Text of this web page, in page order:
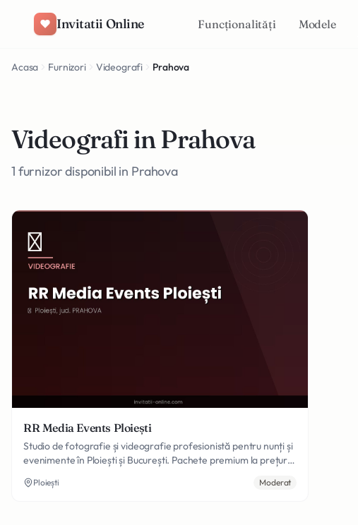
Invitatii Online Funcționalități Modele
Acasa Furnizori Videografi Prahova
Videografi in Prahova
1 furnizor disponibil in Prahova
RR Media Events Ploiești
Studio de fotografie și videografie profesionistă pentru nunți și
evenimente în Ploiești și București. Pachete premium la prețuri
surprinde fiecare moment important al zilei tale. Editare
Ploiești Moderat